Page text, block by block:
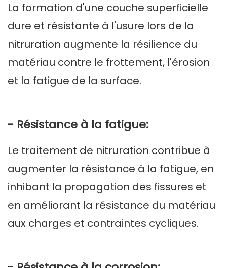
La formation d'une couche superficielle
dure et résistante à l'usure lors de la
nitruration augmente la résilience du
matériau contre le frottement, l'érosion
et la fatigue de la surface.
- Résistance à la fatigue:
Le traitement de nitruration contribue à
augmenter la résistance à la fatigue, en
inhibant la propagation des fissures et
en améliorant la résistance du matériau
aux charges et contraintes cycliques.